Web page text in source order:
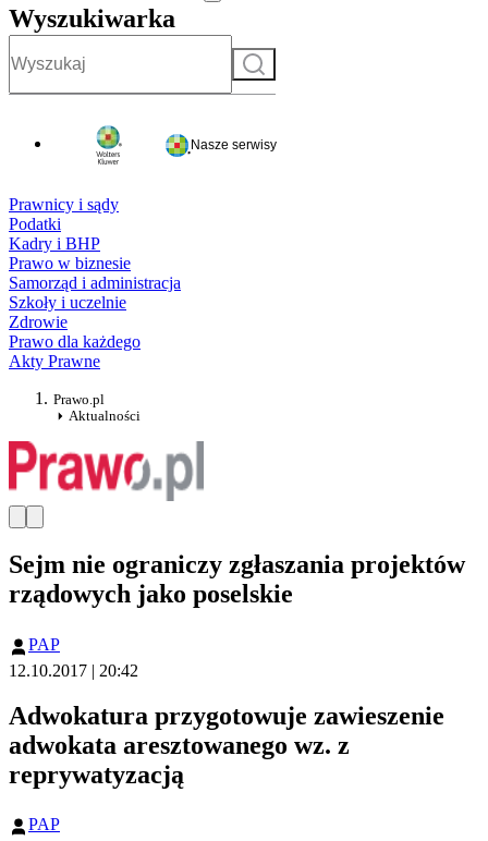
Wyszukiwarka
Szukaj
Nasze serwisy
Prawnicy i sądy
Podatki
Kadry i BHP
Prawo w biznesie
Samorząd i administracja
Szkoły i uczelnie
Zdrowie
Prawo dla każdego
Akty Prawne
Prawo.pl
Aktualności
Sejm nie ograniczy zgłaszania projektów
rządowych jako poselskie
PAP
12.10.2017 | 20:42
Adwokatura przygotowuje zawieszenie
adwokata aresztowanego wz. z
reprywatyzacją
PAP